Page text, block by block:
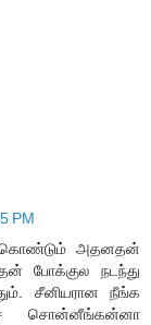
PM
கொண்டும் அதனதன்
போக்குல நடந்து
சீனியரான நீங்க
சொன்னீங்கன்னா